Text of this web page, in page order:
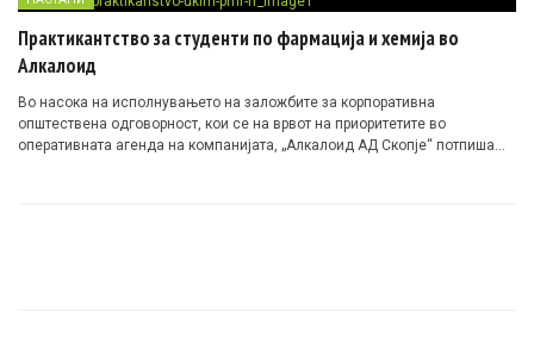
Практикантство за студенти по фармација и хемија во
Алкалоид
Во насока на исполнувањето на заложбите за корпоративна
општествена одговорност, кои се на врвот на приоритетите во
оперативната агенда на компанијата, „Алкалоид АД Скопје“ потпиша